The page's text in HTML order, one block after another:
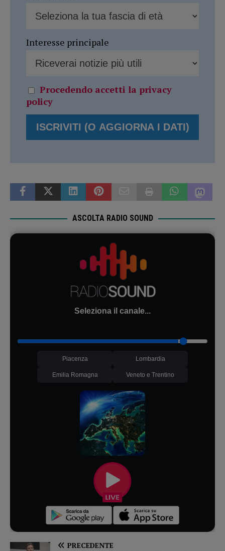
Interesse principale
Procedendo accetti la privacy
policy
ASCOLTA RADIO SOUND
Seleziona il canale...
Piacenza Lombardia
Emilia Romagna Veneto e Trentino
PRECEDENTE